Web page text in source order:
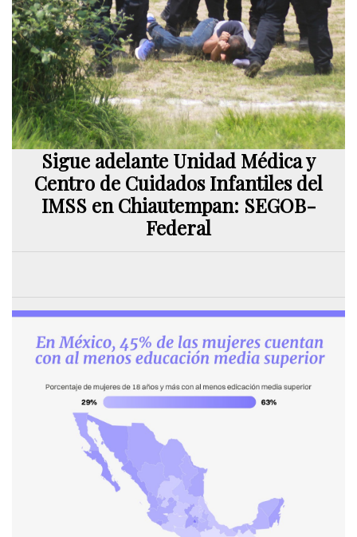
Sigue adelante Unidad Médica y
Centro de Cuidados Infantiles del
IMSS en Chiautempan: SEGOB-
Federal